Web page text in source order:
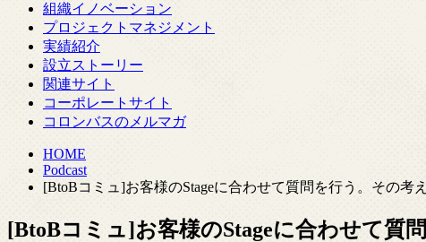
組織イノベーション
プロジェクトマネジメント
実績紹介
設立ストーリー
関連サイト
コーポレートサイト
コロンバスのメルマガ
HOME
Podcast
[BtoBコミュ]お客様のStageに合わせて質問を行う。その考え
[BtoBコミュ]お客様のStageに合わせて質